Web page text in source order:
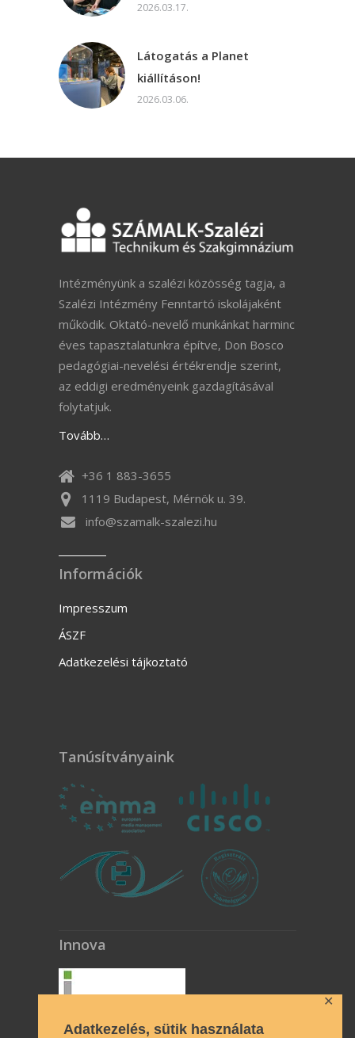
Adatkezelés, sütik használata
✕
2026.03.17.
Látogatás a Planet
kiállításon!
2026.03.06.
Intézményünk a szalézi közösség tagja, a
Szalézi Intézmény Fenntartó iskolájaként
működik. Oktató-nevelő munkánkat harminc
éves tapasztalatunkra építve, Don Bosco
pedagógiai-nevelési értékrendje szerint,
az eddigi eredményeink gazdagításával
folytatjuk.
Tovább…
+36 1 883-3655
1119 Budapest, Mérnök u. 39.
info@szamalk-szalezi.hu
Információk
Impresszum
ÁSZF
Adatkezelési tájkoztató
Tanúsítványaink
Innova